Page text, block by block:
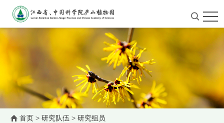
首页> 研究队伍 > 研究组员